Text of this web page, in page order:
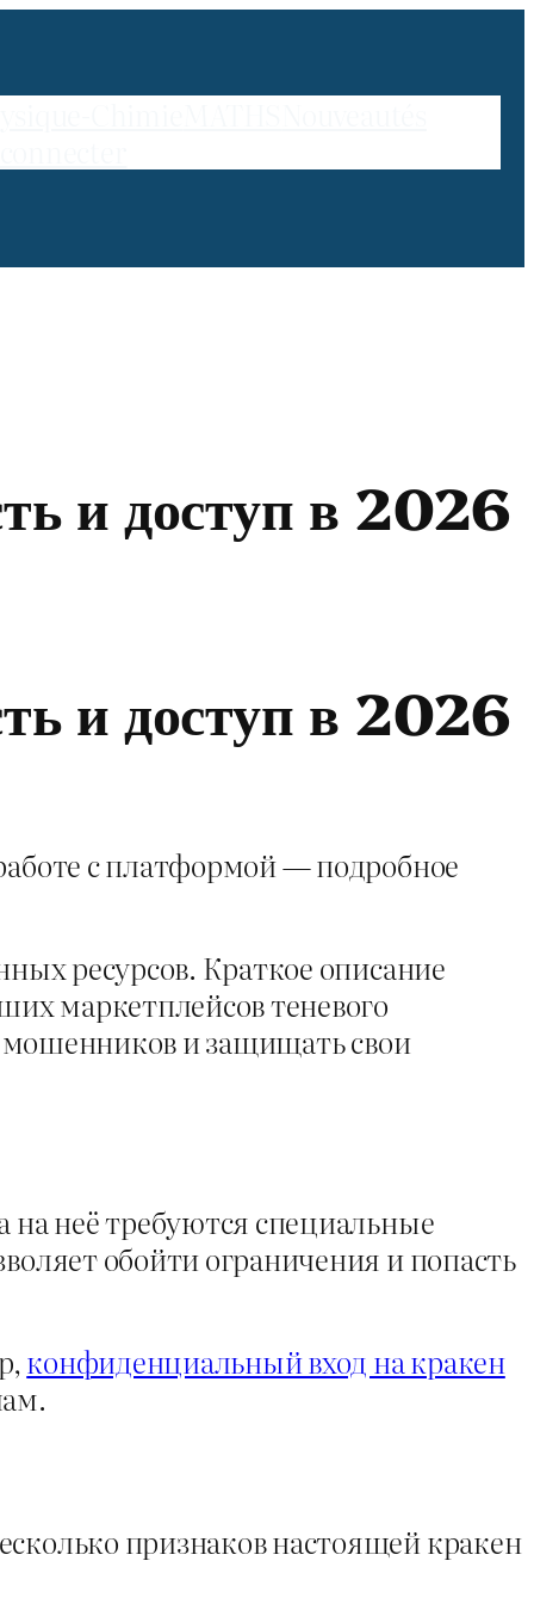
и доступ в 2026
и доступ в 2026
с платформой — подробное
ресурсов. Краткое описание
маркетплейсов теневого
мошенников и защищать свои
неё требуются специальные
обойти ограничения и попасть
конфиденциальный вход на кракен
признаков настоящей кракен